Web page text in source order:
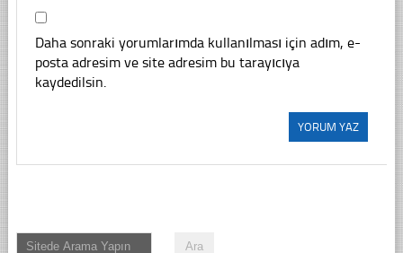
Daha sonraki yorumlarımda kullanılması için adım, e-
posta adresim ve site adresim bu tarayıcıya
kaydedilsin.